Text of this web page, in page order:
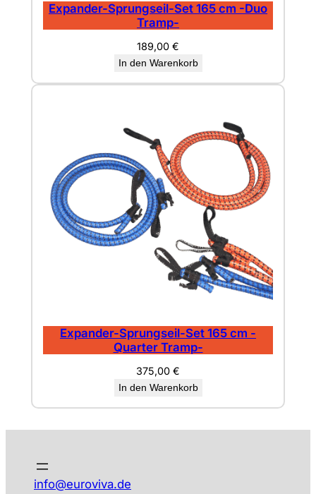
Expander-Sprungseil-Set 165 cm -Duo
Tramp-
189,00 €
In den Warenkorb
Expander-Sprungseil-Set 165 cm -
Quarter Tramp-
375,00 €
In den Warenkorb
info@euroviva.de